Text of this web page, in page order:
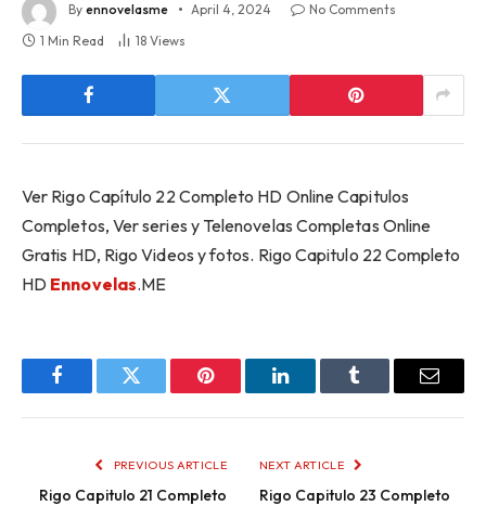
By ennovelasme April 4, 2024
No Comments
1 Min Read
18 Views
Ver Rigo Capítulo 22 Completo HD Online Capitulos
Completos, Ver series y Telenovelas Completas Online
Gratis HD, Rigo Videos y fotos. Rigo Capitulo 22 Completo
HD Ennovelas.ME
FacebookTwitter Pinterest LinkedInTumblr Email
PREVIOUS ARTICLE
Rigo Capitulo 21 Completo
NEXT ARTICLE
Rigo Capitulo 23 Completo